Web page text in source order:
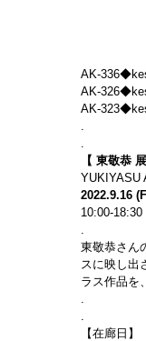
AK-
AK-
AK-
【 東敬恭 展
YUKIYASU
2022.9.16
10:00-
東敬恭さん
スに映し出
ラス作品を
【在廊日